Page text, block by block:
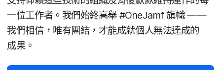
一​位​工作者。​我們​始終​高舉 #OneJamf旗幟——
我們​相信，​唯有​團結，​才​能​成​就​個人​無法​達成​的​
成果。